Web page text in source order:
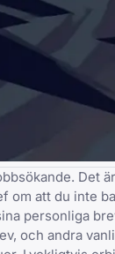
Det
om att du inte
personliga
, och andra